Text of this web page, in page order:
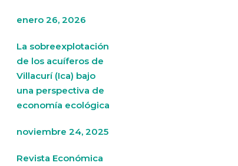
enero 26, 2026
La sobreexplotación
de los acuíferos de
Villacurí (Ica) bajo
una perspectiva de
economía ecológica
noviembre 24, 2025
Revista Económica